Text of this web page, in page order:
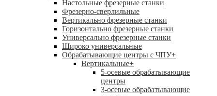
Настольные фрезерные станки
Фрезерно-сверлильные
Вертикально фрезерные станки
Горизонтально фрезерные станки
Универсально фрезерные станки
Широко универсальные
Обрабатывающие центры с ЧПУ+
Вертикальные+
5-осевые обрабатывающие
центры
3-осевые обрабатывающие